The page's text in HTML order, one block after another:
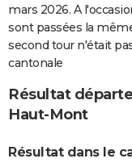
mars 2026. A
sont passées la
second tour n'était
cantonale
Résultat
Haut-Mont
Résultat dans le